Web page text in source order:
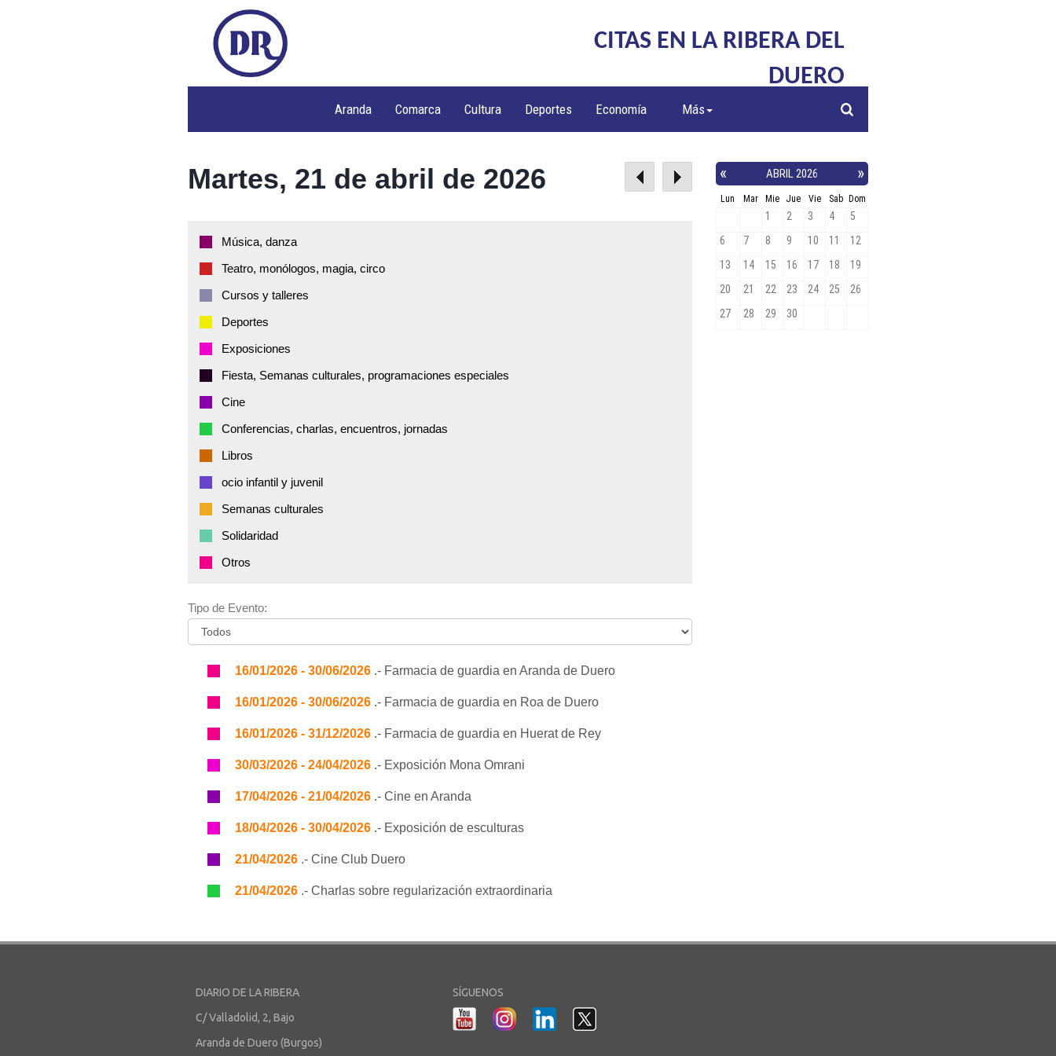
CITAS EN LA RIBERA DEL
DUERO
Aranda Comarca Cultura Deportes Economía Más
Martes, 21 de abril de 2026
Música, danza
Teatro, monólogos, magia, circo
Cursos y talleres
Deportes
Exposiciones
Fiesta, Semanas culturales, programaciones especiales
Cine
Conferencias, charlas, encuentros, jornadas
Libros
ocio infantil y juvenil
Semanas culturales
Solidaridad
Otros
Tipo de Evento:
16/01/2026 - 30/06/2026 .- Farmacia de guardia en Aranda de Duero
16/01/2026 - 30/06/2026 .- Farmacia de guardia en Roa de Duero
16/01/2026 - 31/12/2026 .- Farmacia de guardia en Huerat de Rey
30/03/2026 - 24/04/2026 .- Exposición Mona Omrani
17/04/2026 - 21/04/2026 .- Cine en Aranda
18/04/2026 - 30/04/2026 .- Exposición de esculturas
21/04/2026 .- Cine Club Duero
21/04/2026 .- Charlas sobre regularización extraordinaria
DIARIO DE LA RIBERA
C/ Valladolid, 2, Bajo
Aranda de Duero (Burgos)
SÍGUENOS